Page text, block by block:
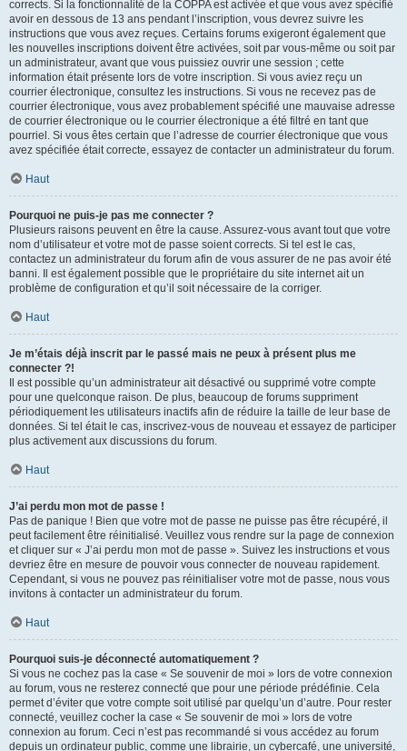
corrects. Si la fonctionnalité de la COPPA est activée et que vous avez spécifié
avoir en dessous de 13 ans pendant l’inscription, vous devrez suivre les
instructions que vous avez reçues. Certains forums exigeront également que
les nouvelles inscriptions doivent être activées, soit par vous-même ou soit par
un administrateur, avant que vous puissiez ouvrir une session ; cette
information était présente lors de votre inscription. Si vous aviez reçu un
courrier électronique, consultez les instructions. Si vous ne recevez pas de
courrier électronique, vous avez probablement spécifié une mauvaise adresse
de courrier électronique ou le courrier électronique a été filtré en tant que
pourriel. Si vous êtes certain que l’adresse de courrier électronique que vous
avez spécifiée était correcte, essayez de contacter un administrateur du forum.
Haut
Pourquoi ne puis-je pas me connecter ?
Plusieurs raisons peuvent en être la cause. Assurez-vous avant tout que votre
nom d’utilisateur et votre mot de passe soient corrects. Si tel est le cas,
contactez un administrateur du forum afin de vous assurer de ne pas avoir été
banni. Il est également possible que le propriétaire du site internet ait un
problème de configuration et qu’il soit nécessaire de la corriger.
Haut
Je m’étais déjà inscrit par le passé mais ne peux à présent plus me
connecter ?!
Il est possible qu’un administrateur ait désactivé ou supprimé votre compte
pour une quelconque raison. De plus, beaucoup de forums suppriment
périodiquement les utilisateurs inactifs afin de réduire la taille de leur base de
données. Si tel était le cas, inscrivez-vous de nouveau et essayez de participer
plus activement aux discussions du forum.
Haut
J’ai perdu mon mot de passe !
Pas de panique ! Bien que votre mot de passe ne puisse pas être récupéré, il
peut facilement être réinitialisé. Veuillez vous rendre sur la page de connexion
et cliquer sur « J’ai perdu mon mot de passe ». Suivez les instructions et vous
devriez être en mesure de pouvoir vous connecter de nouveau rapidement.
Cependant, si vous ne pouvez pas réinitialiser votre mot de passe, nous vous
invitons à contacter un administrateur du forum.
Haut
Pourquoi suis-je déconnecté automatiquement ?
Si vous ne cochez pas la case « Se souvenir de moi » lors de votre connexion
au forum, vous ne resterez connecté que pour une période prédéfinie. Cela
permet d’éviter que votre compte soit utilisé par quelqu’un d’autre. Pour rester
connecté, veuillez cocher la case « Se souvenir de moi » lors de votre
connexion au forum. Ceci n’est pas recommandé si vous accédez au forum
depuis un ordinateur public, comme une librairie, un cybercafé, une université,